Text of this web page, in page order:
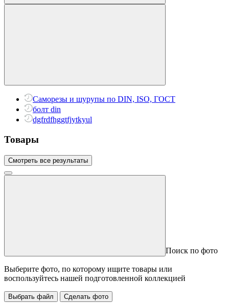
Саморезы и шурупы по DIN, ISO, ГОСТ
болт din
dgfrdfhggtfjytkyul
Товары
Смотреть все результаты
Поиск по фото
Выберите фото, по которому ищите товары или
воспользуйтесь нашей подготовленной коллекцией
Выбрать файл Сделать фото